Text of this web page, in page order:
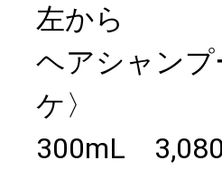
左から
ヘアシャンプ
ケ〉
300mL 3,080